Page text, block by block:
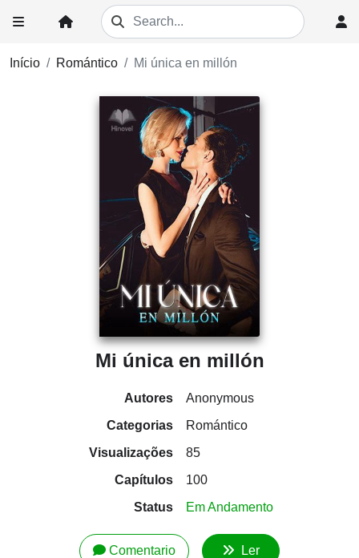
Início Romántico Mi única en millón
Mi única en millón
Autores
Anonymous
Categorias
Romántico
Visualizações
85
Capítulos
100
Status
Em Andamento
Comentario Ler